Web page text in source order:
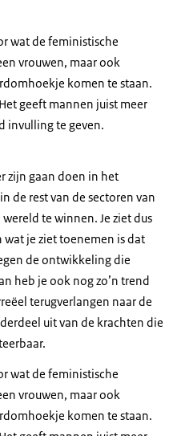
wat de feministische
vrouwen, maar ook
komen te staan.
geeft mannen juist meer
invulling te geven.
zijn gaan doen in het
de rest van de sectoren van
te winnen. Je ziet dus
je ziet toenemen is dat
de ontwikkeling die
heb je ook nog zo’n trend
terugverlangen naar de
uit van de krachten die
wat de feministische
vrouwen, maar ook
komen te staan.